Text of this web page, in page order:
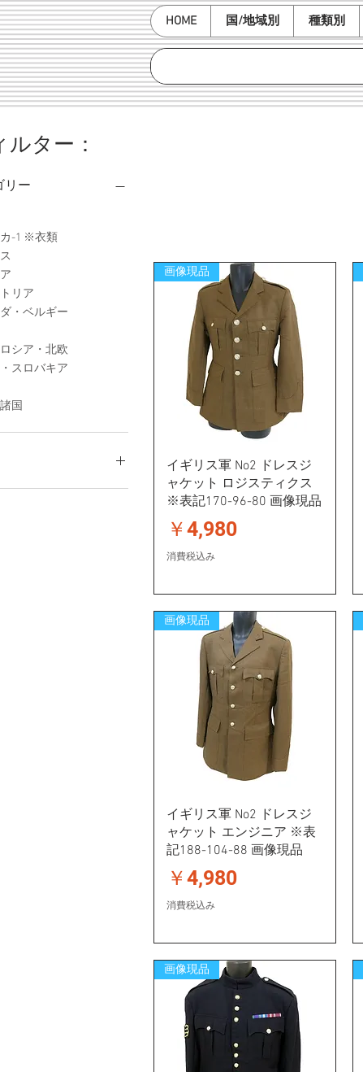
HOME 国/地域別 種類別
ルター：
リー
-1 ※衣類
リア
・ベルギー
シア・北欧
スロバキア
国
画像現品
イギリス軍 No2 ドレスジ
ャケット ロジスティクス
※表記170-96-80 画像現品
価格
￥4,980
消費税込み
画像現品
イギリス軍 No2 ドレスジ
ャケット エンジニア ※表
記188-104-88 画像現品
価格
￥4,980
消費税込み
画像現品